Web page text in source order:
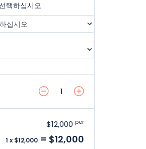
택하십시오
$12,000 per
1 x $12,000 = $12,000